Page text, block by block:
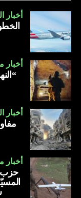
أخبار
أخبار
أخبار
حزب